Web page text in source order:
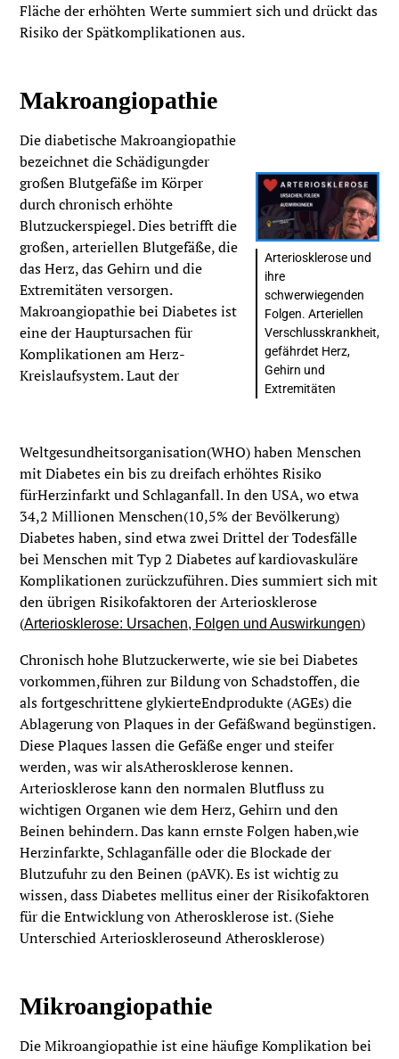
Fläche der erhöhten Werte summiert sich und drückt das
Risiko der Spätkomplikationen aus.
Makroangiopathie
Arteriosklerose und
ihre
schwerwiegenden
Folgen. Arteriellen
Verschlusskrankheit,
gefährdet Herz,
Gehirn und
Extremitäten
Die diabetische Makroangiopathie
bezeichnet die Schädigungder
großen Blutgefäße im Körper
durch chronisch erhöhte
Blutzuckerspiegel. Dies betrifft die
großen, arteriellen Blutgefäße, die
das Herz, das Gehirn und die
Extremitäten versorgen.
Makroangiopathie bei Diabetes ist
eine der Hauptursachen für
Komplikationen am Herz-
Kreislaufsystem. Laut der
Weltgesundheitsorganisation(WHO) haben Menschen
mit Diabetes ein bis zu dreifach erhöhtes Risiko
fürHerzinfarkt und Schlaganfall. In den USA, wo etwa
34,2 Millionen Menschen(10,5% der Bevölkerung)
Diabetes haben, sind etwa zwei Drittel der Todesfälle
bei Menschen mit Typ 2 Diabetes auf kardiovaskuläre
Komplikationen zurückzuführen. Dies summiert sich mit
den übrigen Risikofaktoren der Arteriosklerose
(Arteriosklerose: Ursachen, Folgen und Auswirkungen)
Chronisch hohe Blutzuckerwerte, wie sie bei Diabetes
vorkommen,führen zur Bildung von Schadstoffen, die
als fortgeschrittene glykierteEndprodukte (AGEs) die
Ablagerung von Plaques in der Gefäßwand begünstigen.
Diese Plaques lassen die Gefäße enger und steifer
werden, was wir alsAtherosklerose kennen.
Arteriosklerose kann den normalen Blutfluss zu
wichtigen Organen wie dem Herz, Gehirn und den
Beinen behindern. Das kann ernste Folgen haben,wie
Herzinfarkte, Schlaganfälle oder die Blockade der
Blutzufuhr zu den Beinen (pAVK). Es ist wichtig zu
wissen, dass Diabetes mellitus einer der Risikofaktoren
für die Entwicklung von Atherosklerose ist. (Siehe
Unterschied Arterioskleroseund Atherosklerose)
Mikroangiopathie
Die Mikroangiopathie ist eine häufige Komplikation bei